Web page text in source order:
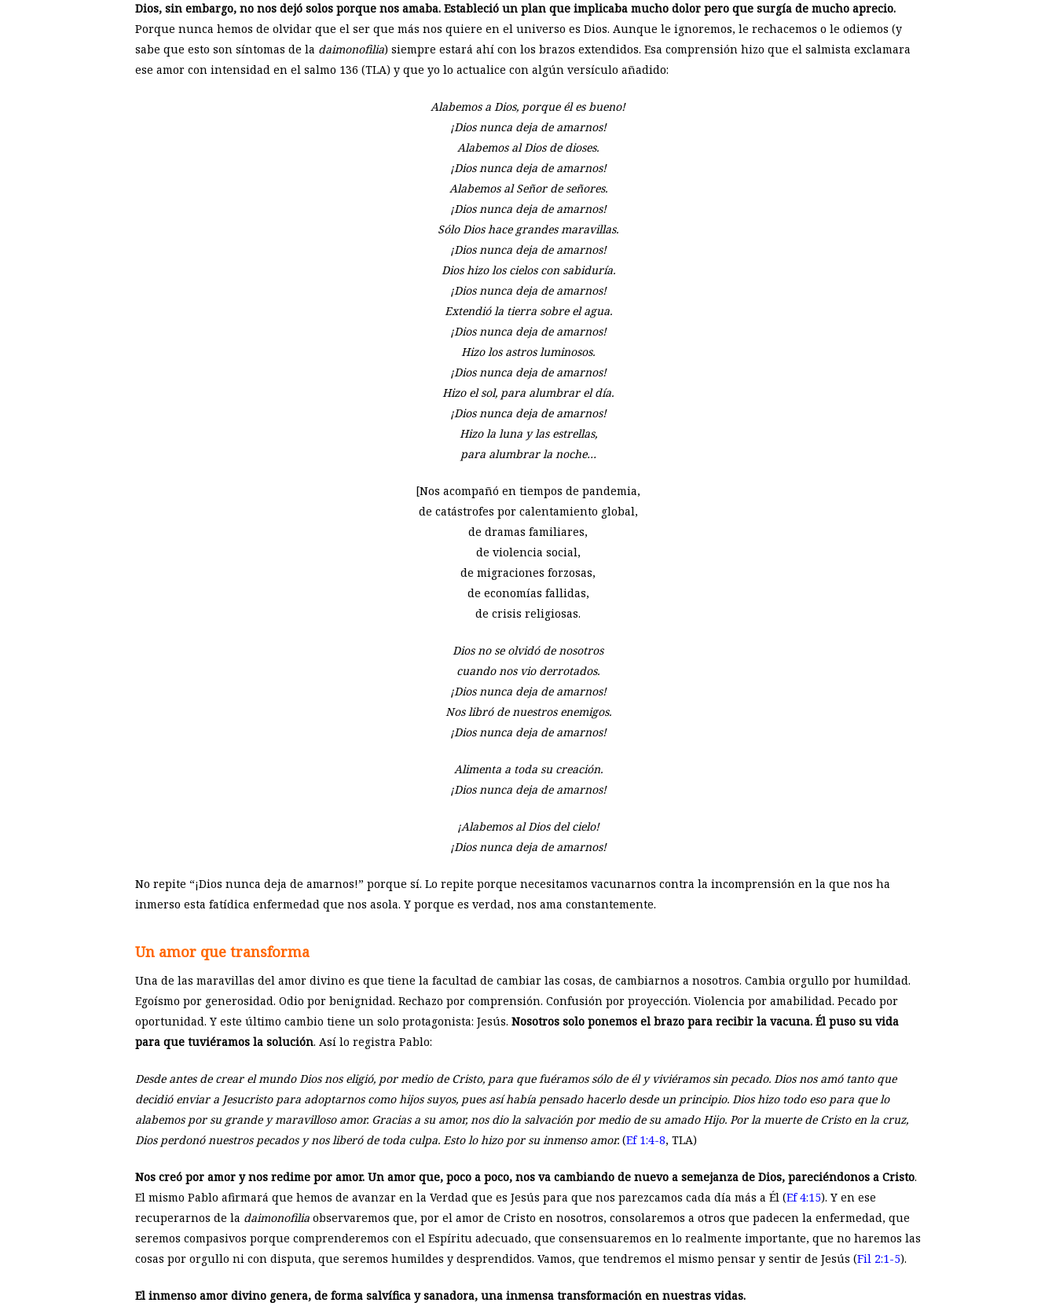
Dios, sin embargo, no nos dejó solos porque nos amaba. Estableció un plan que implicaba mucho dolor pero que surgía de mucho aprecio.
Porque nunca hemos de olvidar que el ser que más nos quiere en el universo es Dios. Aunque le ignoremos, le rechacemos o le odiemos (y
sabe que esto son síntomas de la daimonofilia) siempre estará ahí con los brazos extendidos. Esa comprensión hizo que el salmista exclamara
ese amor con intensidad en el salmo 136 (TLA) y que yo lo actualice con algún versículo añadido:
Alabemos a Dios, porque él es bueno!
¡Dios nunca deja de amarnos!
Alabemos al Dios de dioses.
¡Dios nunca deja de amarnos!
Alabemos al Señor de señores.
¡Dios nunca deja de amarnos!
Sólo Dios hace grandes maravillas.
¡Dios nunca deja de amarnos!
Dios hizo los cielos con sabiduría.
¡Dios nunca deja de amarnos!
Extendió la tierra sobre el agua.
¡Dios nunca deja de amarnos!
Hizo los astros luminosos.
¡Dios nunca deja de amarnos!
Hizo el sol, para alumbrar el día.
¡Dios nunca deja de amarnos!
Hizo la luna y las estrellas,
para alumbrar la noche…
[Nos acompañó en tiempos de pandemia,
de catástrofes por calentamiento global,
de dramas familiares,
de violencia social,
de migraciones forzosas,
de economías fallidas,
de crisis religiosas.
Dios no se olvidó de nosotros
cuando nos vio derrotados.
¡Dios nunca deja de amarnos!
Nos libró de nuestros enemigos.
¡Dios nunca deja de amarnos!
Alimenta a toda su creación.
¡Dios nunca deja de amarnos!
¡Alabemos al Dios del cielo!
¡Dios nunca deja de amarnos!
No repite “¡Dios nunca deja de amarnos!” porque sí. Lo repite porque necesitamos vacunarnos contra la incomprensión en la que nos ha
inmerso esta fatídica enfermedad que nos asola. Y porque es verdad, nos ama constantemente.
Un amor que transforma
Una de las maravillas del amor divino es que tiene la facultad de cambiar las cosas, de cambiarnos a nosotros. Cambia orgullo por humildad.
Egoísmo por generosidad. Odio por benignidad. Rechazo por comprensión. Confusión por proyección. Violencia por amabilidad. Pecado por
oportunidad. Y este último cambio tiene un solo protagonista: Jesús. Nosotros solo ponemos el brazo para recibir la vacuna. Él puso su vida
para que tuviéramos la solución. Así lo registra Pablo:
Desde antes de crear el mundo Dios nos eligió, por medio de Cristo, para que fuéramos sólo de él y viviéramos sin pecado. Dios nos amó tanto que
decidió enviar a Jesucristo para adoptarnos como hijos suyos, pues así había pensado hacerlo desde un principio. Dios hizo todo eso para que lo
alabemos por su grande y maravilloso amor. Gracias a su amor, nos dio la salvación por medio de su amado Hijo. Por la muerte de Cristo en la cruz,
Dios perdonó nuestros pecados y nos liberó de toda culpa. Esto lo hizo por su inmenso amor. (Ef 1:4-8, TLA)
Nos creó por amor y nos redime por amor. Un amor que, poco a poco, nos va cambiando de nuevo a semejanza de Dios, pareciéndonos a Cristo.
El mismo Pablo afirmará que hemos de avanzar en la Verdad que es Jesús para que nos parezcamos cada día más a Él (Ef 4:15). Y en ese
recuperarnos de la daimonofilia observaremos que, por el amor de Cristo en nosotros, consolaremos a otros que padecen la enfermedad, que
seremos compasivos porque comprenderemos con el Espíritu adecuado, que consensuaremos en lo realmente importante, que no haremos las
cosas por orgullo ni con disputa, que seremos humildes y desprendidos. Vamos, que tendremos el mismo pensar y sentir de Jesús (Fil 2:1-5).
El inmenso amor divino genera, de forma salvífica y sanadora, una inmensa transformación en nuestras vidas.